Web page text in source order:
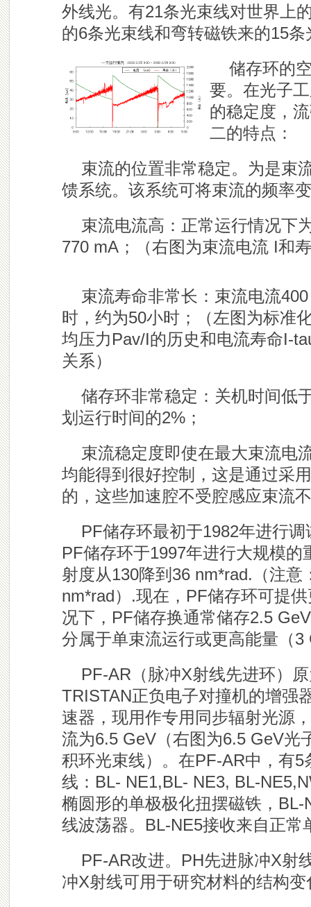
外线光。有21条光束线对世界上
的6条光束线和弯转磁铁来的15条
储存环的
要。在光子
的稳定度，
二的特点：
束流的位置非常稳定。为是束
馈系统。该系统可将束流的频率
束流电流高：正常运行情况下
770 mA；
（右图为束流电流 I和
束流寿命非常长：束流电流
时，约为50小时；（左图为标准
均压力Pav/I的历史和电流寿命I-
关系）
储存环非常稳定：关机时间低
划运行时间的2%；
束流稳定度即使在最大束流电
均能得到很好控制，这是通过采
的，这些加速腔不受腔感应束流
PF储存环最初于1982年进行
PF储存环于1997年进行大规模
射度从130降到36 nm*rad.（注
nm*rad）.现在，PF储存环可提
况下，PF储存换通常储存2.5
分属于单束流运行或更高能量（3
PF-AR（脉冲X射线先进环）
TRISTAN正负电子对撞机的增强
速器，现用作专用同步辐射光源
流为6.5 GeV（右图为6.5 GeV光
积环光束线）。在PF-AR中，有5
线：BL- NE1,BL- NE3, BL-
椭圆形的单极极化扭摆磁铁，
线波荡器。BL-NE5接收来自正常
PF-AR改进。PH先进脉冲X射
冲X射线可用于研究材料的结构